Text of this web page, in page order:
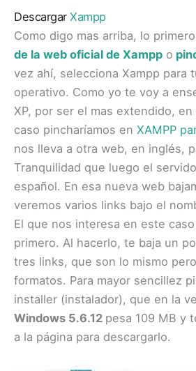
DescargarXampp
Como digo mas arriba, lo
de la web oficial de Xampp o
vez ahí, selecciona Xampp para
operativo. Como yo te voy a
XP, por ser el mas extendido, en
caso pincharíamos en XAMPP
nos lleva a otra web, en inglés,
Tranquilidad que luego el
español. En esa nueva web
veremos varios links bajo el
El que nos interesa en este
primero. Al hacerlo, te baja un
tres links, que son lo mismo
formatos. Para mayor sencillez
installer (instalador), que en la
Windows 5.6.12 pesa 109 MB y
a la página para descargarlo.